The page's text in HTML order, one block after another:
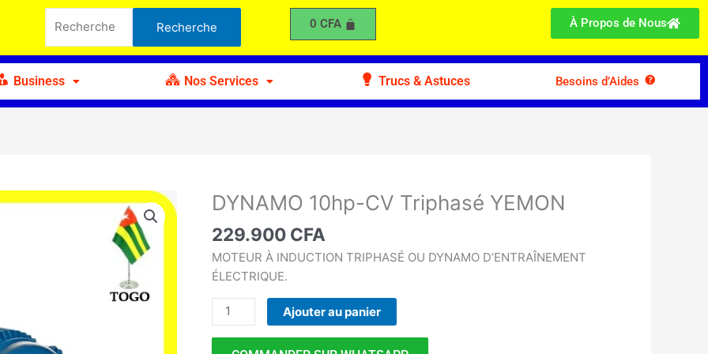
pour :
Recherche 0 CFA À Propos de Nous
Business Nos Services Trucs & Astuces Besoins d’Aides
DYNAMO 10hp-CV Triphasé YEMON
229.900 CFA
MOTEUR À INDUCTION TRIPHASÉ OU DYNAMO D’ENTRAÎNEMENT
ÉLECTRIQUE.
quantité
DYNAMO
10hp-
CV
YEMON
Ajouter au panier
YEMON